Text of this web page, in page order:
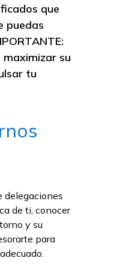
que
puedas
su
tu
delegaciones
de ti, conocer
y su
para